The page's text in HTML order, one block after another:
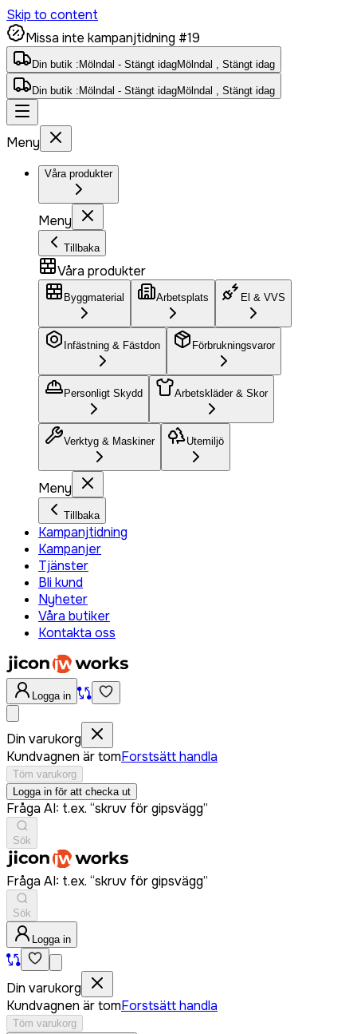
Skip to content
Missa inte kampanjtidning #19
Din butik : Mölndal - Stängt idagMölndal , Stängt idag
Din butik : Mölndal - Stängt idagMölndal , Stängt idag
Meny
Våra produkter
Meny
Tillbaka
Våra produkter
Byggmaterial Arbetsplats El & VVS
Infästning & Fästdon Förbrukningsvaror
Personligt Skydd Arbetskläder & Skor
Verktyg & Maskiner Utemiljö
Meny
Tillbaka
Kampanjtidning
Kampanjer
Tjänster
Bli kund
Nyheter
Våra butiker
Kontakta oss
Logga in
Din varukorg
Kundvagnen är tomForstsätt handla
Töm varukorg
Logga in för att checka ut
Fråga AI: t.ex. “skruv för gipsvägg”
Sök
Fråga AI: t.ex. “skruv för gipsvägg”
Sök
Logga in
Din varukorg
Kundvagnen är tomForstsätt handla
Töm varukorg